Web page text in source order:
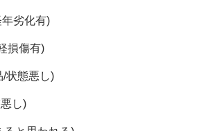
劣化有)
損傷有)
/状態悪し)
し)